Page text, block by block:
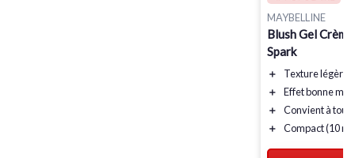
MAYBELLINE
Blush Gel
Spark
＋
Texture légère
＋
Effet bonne
＋
Convient à tous
＋
Compact (10 ml)